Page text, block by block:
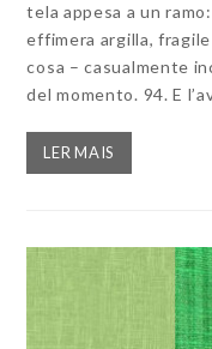
tela appesa a un
effimera argilla,
cosa – casualmente
del momento. 94. E
LER MAIS